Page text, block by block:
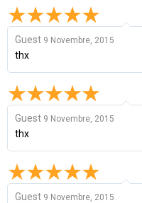
Guest 9 Novembre, 2015
thx
Guest 9 Novembre, 2015
thx
Guest 9 Novembre, 2015